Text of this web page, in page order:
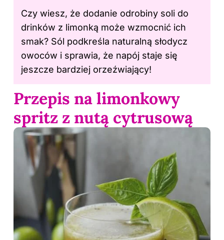
Czy wiesz, że dodanie odrobiny soli do
drinków z limonką może wzmocnić ich
smak? Sól podkreśla naturalną słodycz
owoców i sprawia, że napój staje się
jeszcze bardziej orzeźwiający!
Przepis na limonkowy
spritz z nutą cytrusową